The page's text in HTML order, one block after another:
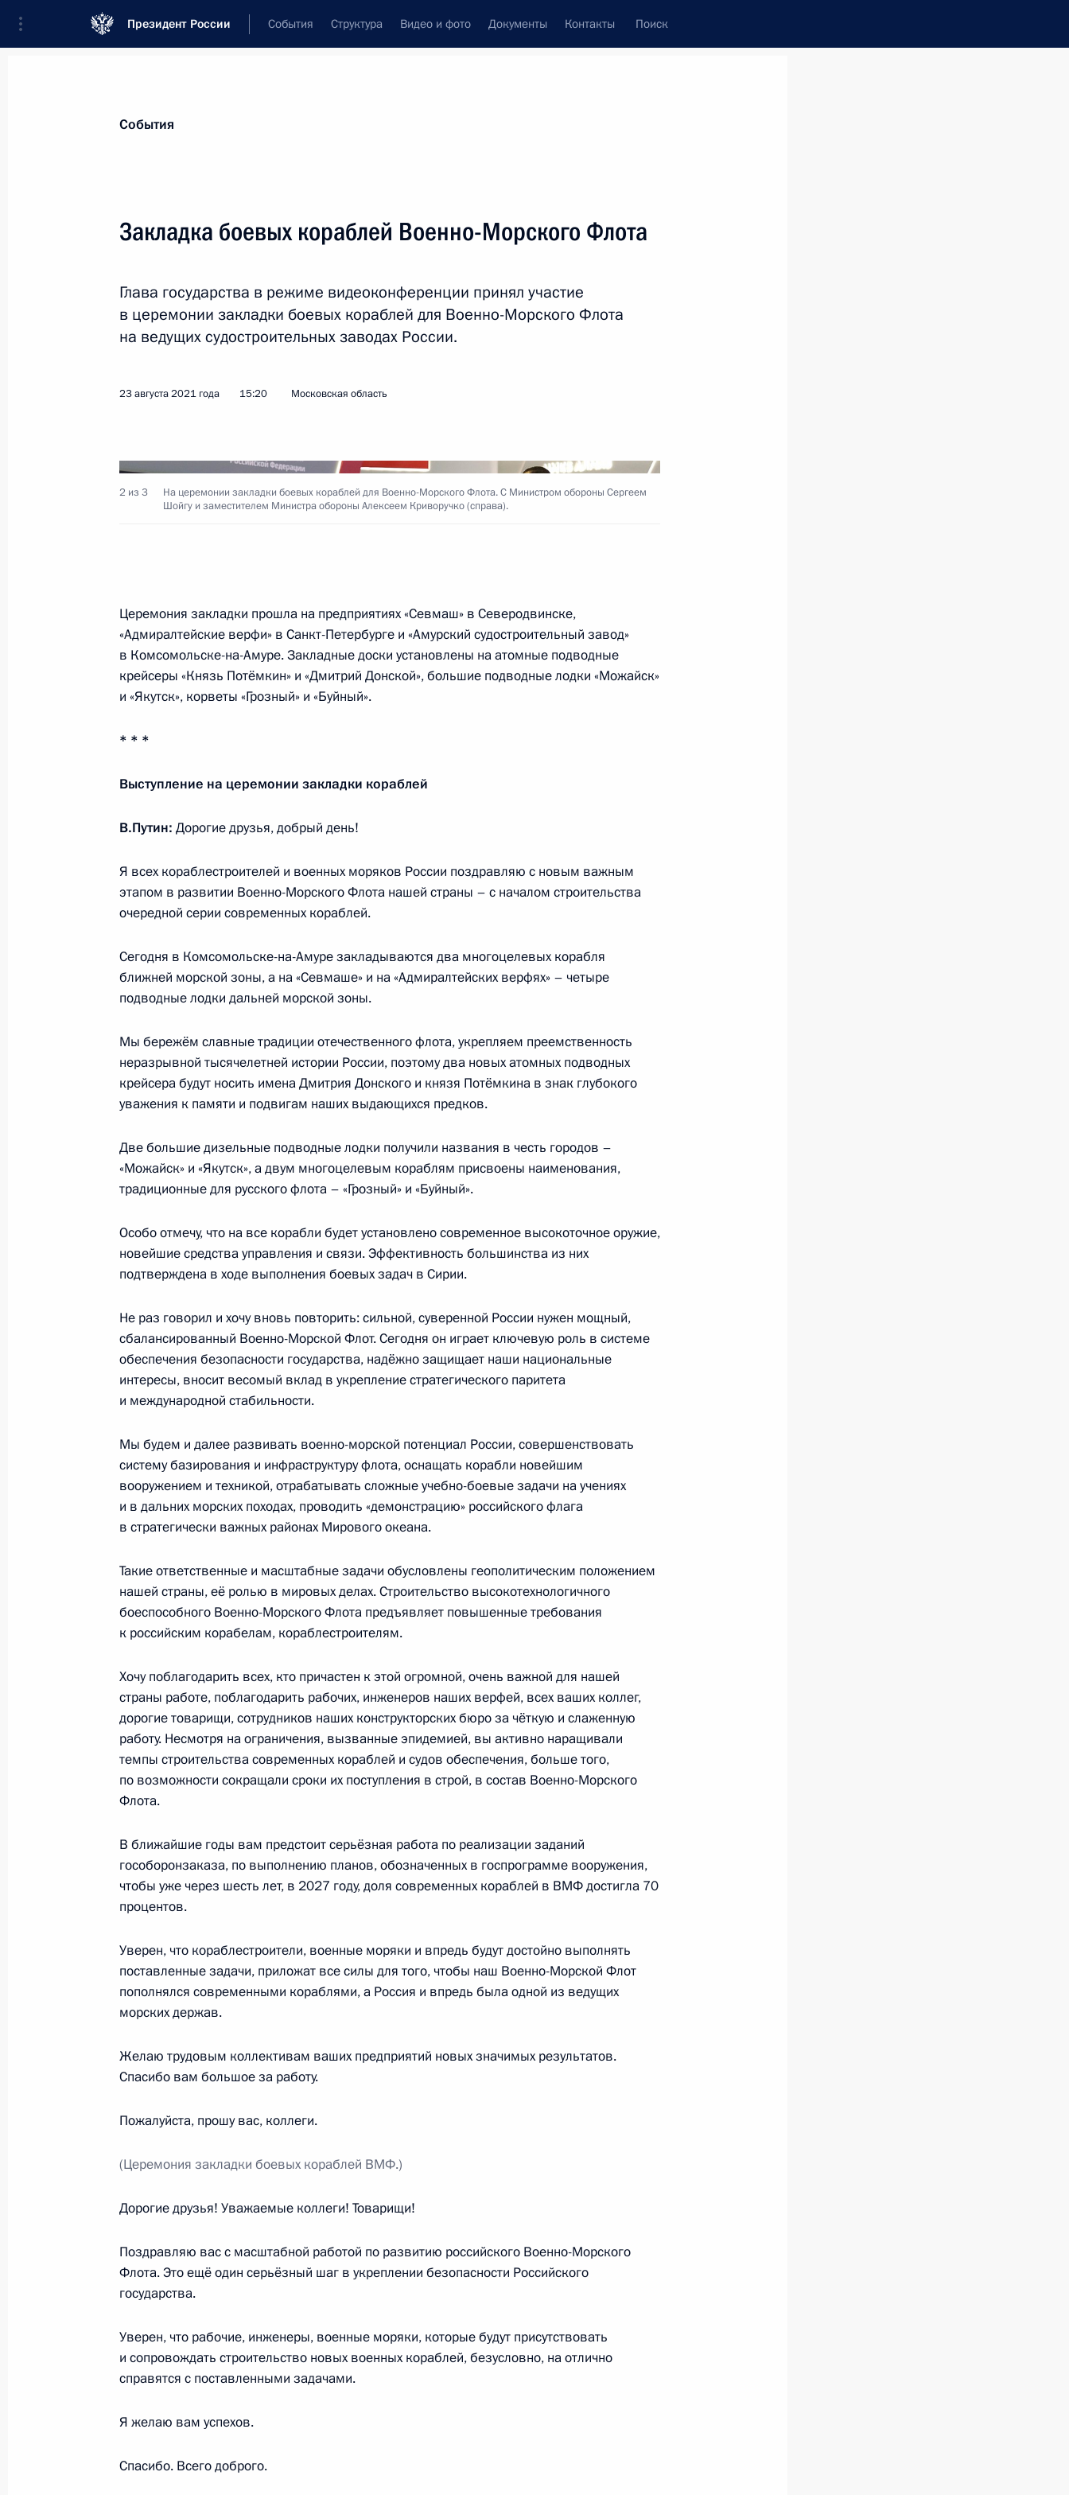
Президент России События Структура Видео и фото Документы Контакты Поиск
Показать следующие материалы
Президенту доложено о ситуации в Подмосковном Ногинске
8 сентября 2021 года, 12:30
Международный военно-технический форум «Армия-2021»
Закладка боевых кораблей Военно-Морского Флота
МАКС-2021
20 июля 2021 года, 13:35
об упразднении ряда судов в Московской области
Воробьёвым
16 марта 2021 года, 13:30
Открытие Репинской транспортной развязки
26 января 2021 года, 15:20
Подписан закон, направленный на повышение эффективности
отправления правосудия мировыми судьями в Московской
области
с передачей относящихся к их ведению вопросов в юрисдикцию
Волоколамского городского суда
30 декабря 2020 года, 11:05
Беседа с Гербертом Ефремовым
19 сентября 2020 года, 14:00
Встреча с губернатором Московской области Андреем
Воробьёвым
4 августа 2020 года, 13:40
Заседание Совета по развитию местного самоуправления
30 января 2020 года, 20:15
Посещение Центра управления регионом в Подмосковье
30 января 2020 года, 18:30
Внесены изменения в часть первую Налогового кодекса
Российской Федерации
Открытие движения по Московским центральным диаметрам
Встреча с главой Московской области Андреем Воробьёвым
28 октября 2019 года, 13:45
27 августа 2019 года, 18:00
Посещение Международного авиационно-космического салона
27 августа 2019 года, 15:20
Встреча с Евгением Дитрихом и Андреем Воробьёвым
События
Закладка боевых кораблей Военно-Морского Флота
Глава государства в режиме видеоконференции принял участие
в церемонии закладки боевых кораблей для Военно-Морского Флота
на ведущих судостроительных заводах России.
23 августа 2021 года 15:20 Московская область
2 из 3
На церемонии закладки боевых кораблей для Военно-Морского Флота. С Министром обороны Сергеем
Шойгу и заместителем Министра обороны Алексеем Криворучко (справа).
Церемония закладки прошла на предприятиях «Севмаш» в Северодвинске,
«Адмиралтейские верфи» в Санкт-Петербурге и «Амурский судостроительный завод»
в Комсомольске-на-Амуре. Закладные доски установлены на атомные подводные
крейсеры «Князь Потёмкин» и «Дмитрий Донской», большие подводные лодки «Можайск»
и «Якутск», корветы «Грозный» и «Буйный».
* * *
Выступление на церемонии закладки кораблей
В.Путин: Дорогие друзья, добрый день!
Я всех кораблестроителей и военных моряков России поздравляю с новым важным
этапом в развитии Военно-Морского Флота нашей страны – с началом строительства
очередной серии современных кораблей.
Сегодня в Комсомольске-на-Амуре закладываются два многоцелевых корабля
ближней морской зоны, а на «Севмаше» и на «Адмиралтейских верфях» – четыре
подводные лодки дальней морской зоны.
Мы бережём славные традиции отечественного флота, укрепляем преемственность
неразрывной тысячелетней истории России, поэтому два новых атомных подводных
крейсера будут носить имена Дмитрия Донского и князя Потёмкина в знак глубокого
уважения к памяти и подвигам наших выдающихся предков.
Две большие дизельные подводные лодки получили названия в честь городов –
«Можайск» и «Якутск», а двум многоцелевым кораблям присвоены наименования,
традиционные для русского флота – «Грозный» и «Буйный».
Особо отмечу, что на все корабли будет установлено современное высокоточное оружие,
новейшие средства управления и связи. Эффективность большинства из них
подтверждена в ходе выполнения боевых задач в Сирии.
Не раз говорил и хочу вновь повторить: сильной, суверенной России нужен мощный,
сбалансированный Военно-Морской Флот. Сегодня он играет ключевую роль в системе
обеспечения безопасности государства, надёжно защищает наши национальные
интересы, вносит весомый вклад в укрепление стратегического паритета
и международной стабильности.
Мы будем и далее развивать военно-морской потенциал России, совершенствовать
систему базирования и инфраструктуру флота, оснащать корабли новейшим
вооружением и техникой, отрабатывать сложные учебно-боевые задачи на учениях
и в дальних морских походах, проводить «демонстрацию» российского флага
в стратегически важных районах Мирового океана.
Такие ответственные и масштабные задачи обусловлены геополитическим положением
нашей страны, её ролью в мировых делах. Строительство высокотехнологичного
боеспособного Военно-Морского Флота предъявляет повышенные требования
к российским корабелам, кораблестроителям.
Хочу поблагодарить всех, кто причастен к этой огромной, очень важной для нашей
страны работе, поблагодарить рабочих, инженеров наших верфей, всех ваших коллег,
дорогие товарищи, сотрудников наших конструкторских бюро за чёткую и слаженную
работу. Несмотря на ограничения, вызванные эпидемией, вы активно наращивали
темпы строительства современных кораблей и судов обеспечения, больше того,
по возможности сокращали сроки их поступления в строй, в состав Военно-Морского
Флота.
В ближайшие годы вам предстоит серьёзная работа по реализации заданий
гособоронзаказа, по выполнению планов, обозначенных в госпрограмме вооружения,
чтобы уже через шесть лет, в 2027 году, доля современных кораблей в ВМФ достигла 70
процентов.
Уверен, что кораблестроители, военные моряки и впредь будут достойно выполнять
поставленные задачи, приложат все силы для того, чтобы наш Военно-Морской Флот
пополнялся современными кораблями, а Россия и впредь была одной из ведущих
морских держав.
Желаю трудовым коллективам ваших предприятий новых значимых результатов.
Спасибо вам большое за работу.
Пожалуйста, прошу вас, коллеги.
(Церемония закладки боевых кораблей ВМФ.)
Дорогие друзья! Уважаемые коллеги! Товарищи!
Поздравляю вас с масштабной работой по развитию российского Военно-Морского
Флота. Это ещё один серьёзный шаг в укреплении безопасности Российского
государства.
Уверен, что рабочие, инженеры, военные моряки, которые будут присутствовать
и сопровождать строительство новых военных кораблей, безусловно, на отлично
справятся с поставленными задачами.
Я желаю вам успехов.
Спасибо. Всего доброго.